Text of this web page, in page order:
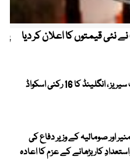
نئی قیمتوں کا اعلان کر دیا
پاکستان کیخلاف ٹیسٹ سیریز ، انگلینڈ کا 16 رکنی اسکواڈ
اور صومالیہ کے وزیر دفاع کی
کار بڑھانے کے عزم کا اعادہ